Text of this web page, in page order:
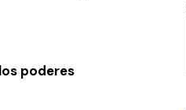
poderes